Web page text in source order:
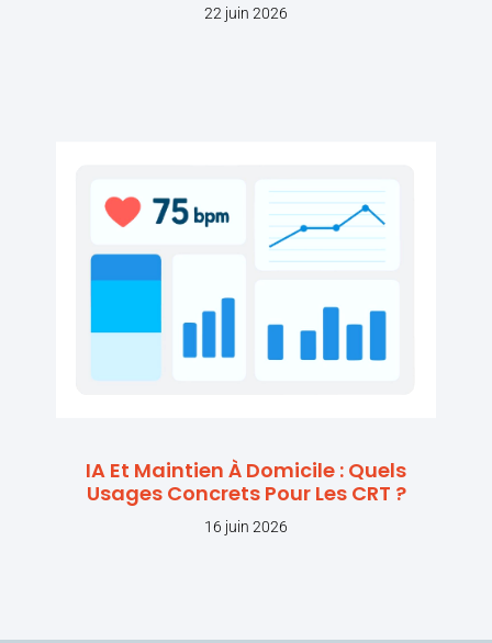
22 juin 2026
IA Et Maintien À Domicile : Quels
Usages Concrets Pour Les CRT ?
16 juin 2026